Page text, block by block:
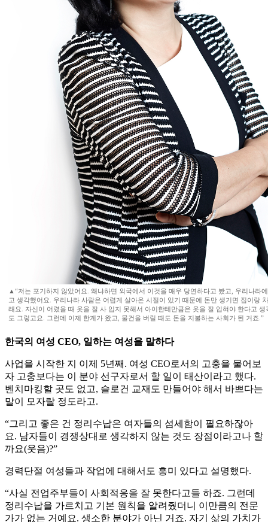
▲“저는 포기하지 않았어요. 왜냐하면 외국에서 이것을 매우 당연하다고 봤고, 우리나라
고 생각했어요. 우리나라 사람은 어렵게 살아온 시절이 있기 때문에 돈만 생기면 집이랑
래요. 자신이 어렸을 때 옷을 잘 사 입지 못해서 아이한테만큼은 옷을 잘 입혀야 한다고 생
도 그렇고요. 그런데 이제 한계가 왔고, 물건을 버릴 때도 돈을 지불하는 사회가 된 거죠.”
한국의 여성 CEO, 일하는 여성을 말하다
사업을 시작한 지 이제 5년째. 여성 CEO로서의 고충을 물어보
자 고충보다는 이 분야 선구자로서 할 일이 태산이라고 했다.
벤치마킹할 곳도 없고, 슬로건 교재도 만들어야 해서 바쁘다는
말이 모자랄 정도라고.
“그리고 좋은 건 정리수납은 여자들의 섬세함이 필요하잖아
요. 남자들이 경쟁상대로 생각하지 않는 것도 장점이라고나 할
까요(웃음)?”
경력단절 여성들과 작업에 대해서도 흥미 있다고 설명했다.
“사실 전업주부들이 사회적응을 잘 못한다고들 하죠. 그런데
정리수납을 가르치고 기본 원칙을 알려줬더니 이만큼의 전문
가가 없는 거예요. 생소한 분야가 아닌 거죠. 자기 삶의 가치가